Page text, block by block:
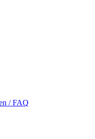
/ FAQ